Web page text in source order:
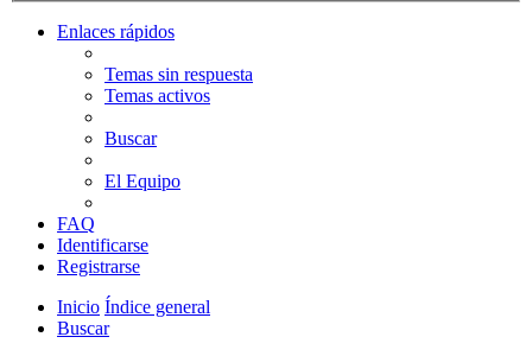
Enlaces rápidos
Temas sin respuesta
Temas activos
Buscar
El Equipo
FAQ
Identificarse
Registrarse
Inicio Índice general
Buscar